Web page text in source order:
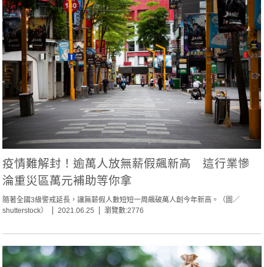
疫情難解封！逾萬人放無薪假飆新高 這行業慘
淪重災區萬元補助等你拿
隨著全國3級警戒延長，讓無薪假人數短短一周飆破萬人創今年新高。（圖／
shutterstock）
2021.06.25 瀏覽數:2776